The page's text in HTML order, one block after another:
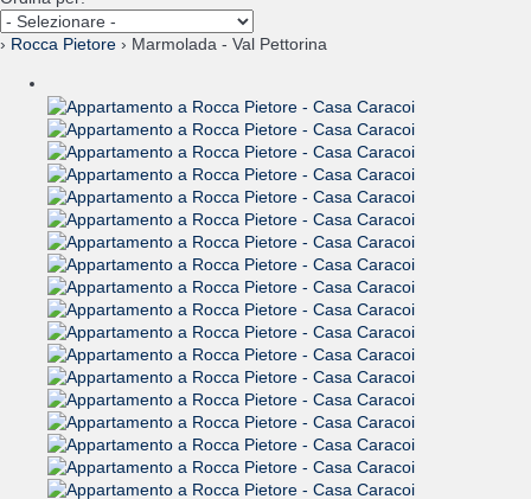
› Rocca Pietore › Marmolada - Val Pettorina